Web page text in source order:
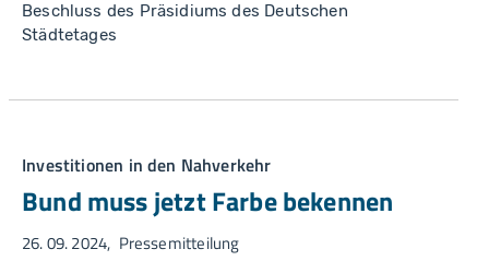
Beschluss des Präsidiums des Deutschen
Städtetages
Investitionen in den Nahverkehr
Bund muss jetzt Farbe bekennen
26. 09. 2024 Pressemitteilung